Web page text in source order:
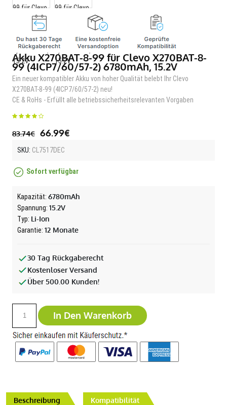
Akku X270BAT-8-99 für Clevo X270BAT-8-
99 (4ICP7/60/57-2) 6780mAh, 15.2V
Ein neuer kompatibler Akku von hoher Qualität belebt Ihr Clevo
X270BAT-8-99 (4ICP7/60/57-2) neu!
CE & RoHs - Erfüllt alle betriebssicherheitsrelevanten Vorgaben
83.74€ 66.99€
SKU: CL7517DEC
Sofort verfügbar
Kapazität: 6780mAh
Spannung: 15.2V
Typ: Li-Ion
Garantie: 12 Monate
30 Tag Rückgaberecht
Kostenloser Versand
Über 500.00 Kunden!
In Den Warenkorb
Beschreibung
Kompatibilität